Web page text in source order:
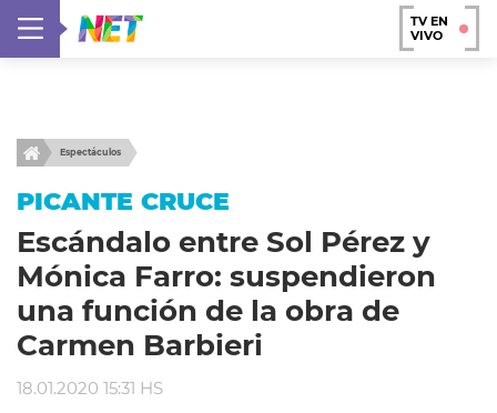
TV EN
VIVO
Espectáculos
PICANTE CRUCE
Escándalo entre Sol Pérez y
Mónica Farro: suspendieron
una función de la obra de
Carmen Barbieri
18.01.2020 15:31 HS